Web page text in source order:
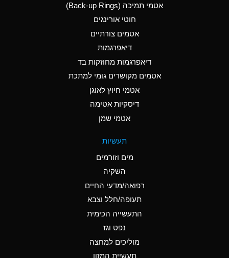
Aluminum Phosphate
Ammonia Anhydrous
C
Ammonia Gas (cold)
A
Ammonia Gas (hot)
Ammonium Hydroxide
A
Ammonium Nitrate
אטמי תמיכה (Back-up Rings)
חוטי אורינגים
אטמים צורתיים
דיאפרגמות
דיאפרגמות מחוזקות בד
אטמים מקושרים גומי למתכת
אטמי חיוץ לאוגן
דיסקיות אטימה
אטמי שמן
תעשיות
מים וזורמים
השקיה
רפואה/מדעי החיים
תעופה/חלל וצבא
התעשייה הכימית
נפט וגז
מוליכים למחצה
תעשיית המזון